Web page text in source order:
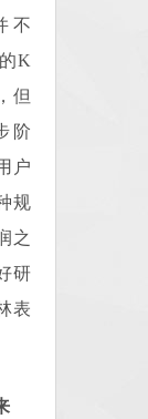
不
K
但
阶
户
规
之
研
表